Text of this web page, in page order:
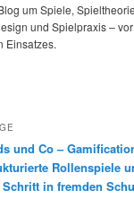
um Spiele,
und Spielpraxis –
Einsatzes.
und Co –
Rollenspiele
in fremden